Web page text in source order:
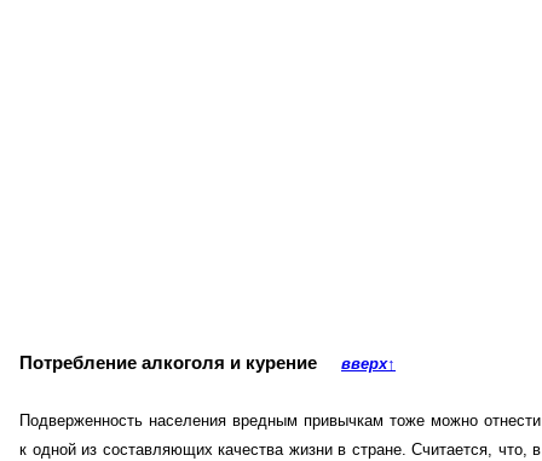
Потребление алкоголя и курение вверх↑
Подверженность населения вредным привычкам тоже можно отнести
к одной из составляющих качества жизни в стране. Считается, что, в